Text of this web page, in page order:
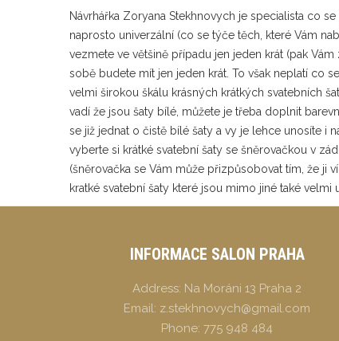
Návrhářka Zoryana Stekhnovych je specialista co
naprosto univerzální (co se týče těch, které Vám
vezmete ve většině případu jen jeden krát (pak
sobě budete mít jen jeden krát. To však neplatí co
velmi širokou škálu krásných krátkých svatebních
vadí že jsou šaty bílé, můžete je třeba doplnit
se již jednat o čistě bílé šaty a vy je lehce unosíte i
vyberte si krátké svatební šaty se šněrovačkou v
(šněrovačka se Vám může přizpůsobovat tím, že ji
kratké svatební šaty které jsou mimo jiné také velmi
INFORMACE SALON PRAHA
Address: Na Moráni 13 Praha 2
Email: z.stekhnovych@gmail.com
Phone: 775 948 484